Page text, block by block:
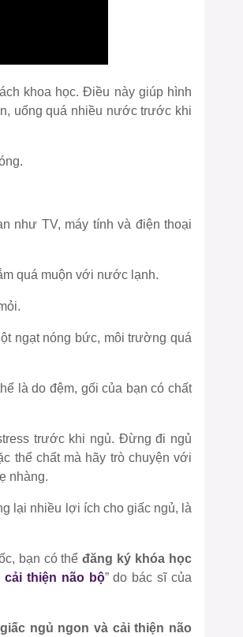
khoa học. Điều này giúp hình
uống quá nhiều nước trước khi
như TV, máy tính và điện thoại
quá muộn với nước lạnh.
ngạt nóng bức, môi trường quá
là do đệm, gối của bạn có chất
trước khi ngủ. Đừng đi ngủ
thể chất mà hãy trò chuyện với
nhàng.
lại nhiều lợi ích cho giấc ngủ, là
bạn có thểđăng ký khóa học
thiện não bộ” do bác sĩ của
ngủ ngon và cải thiện não